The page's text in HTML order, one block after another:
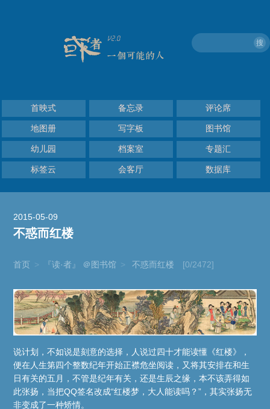
搜
首映式 备忘录 评论席
地图册 写字板 图书馆
幼儿园 档案室 专题汇
标签云 会客厅 数据库
2015-05-09
不惑而红楼
首页 > 『读·者』 ＠图书馆 > 不惑而红楼 [0/2472]
说计划，不如说是刻意的选择，人说过四十才能读懂《红楼》，
便在人生第四个整数纪年开始正襟危坐阅读，又将其安排在和生
日有关的五月，不管是纪年有关，还是生辰之缘，本不该弄得如
此张扬，当把QQ签名改成“红楼梦，大人能读吗？”，其实张扬无
非变成了一种矫情。